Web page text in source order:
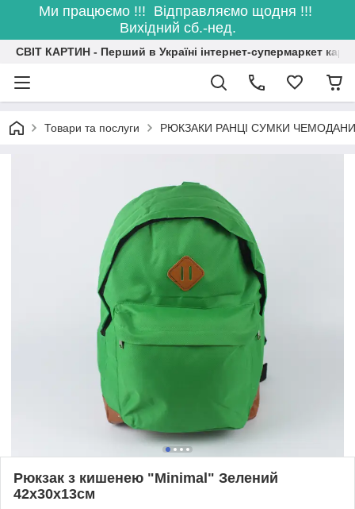
Ми працюємо !!! Відправляємо щодня !!!
Вихідний сб.-нед.
СВІТ КАРТИН - Перший в Україні інтернет-супермаркет
Товари та послуги РЮКЗАКИ РАНЦІ СУМКИ ЧЕМОДАНИ
Рюкзак з кишенею "Minimal" Зелений
42х30х13см